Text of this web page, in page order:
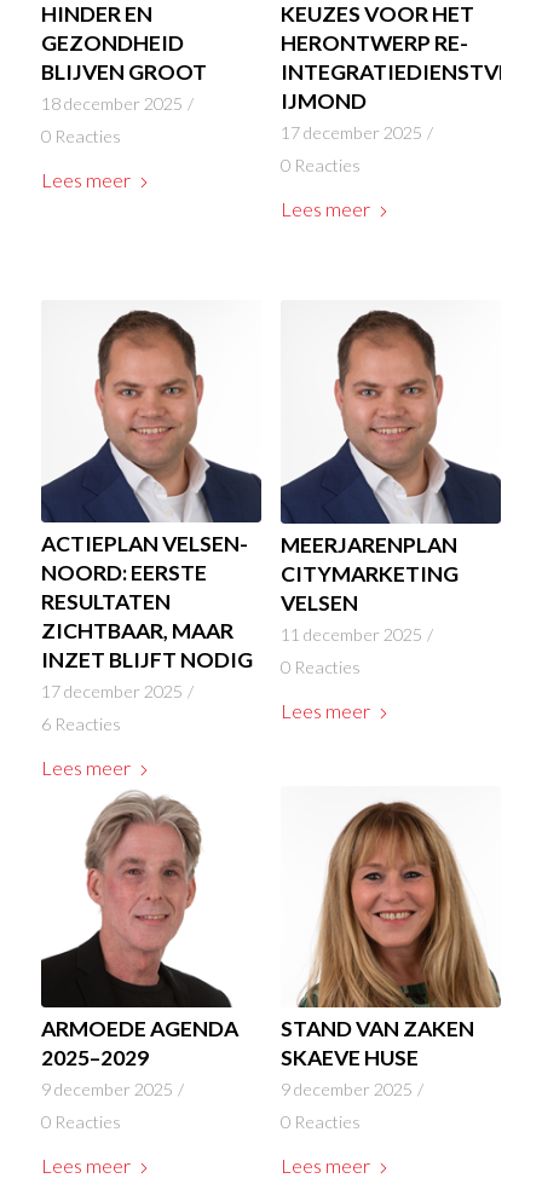
HINDER EN
GEZONDHEID
BLIJVEN GROOT
18 december 2025 /
0 Reacties
Lees meer
KEUZES VOOR HET
HERONTWERP RE-
IJMOND
17 december 2025 /
0 Reacties
Lees meer
ACTIEPLAN VELSEN-
NOORD: EERSTE
RESULTATEN
ZICHTBAAR, MAAR
INZET BLIJFT NODIG
17 december 2025 /
6 Reacties
Lees meer
MEERJARENPLAN
CITYMARKETING
VELSEN
11 december 2025 /
0 Reacties
Lees meer
ARMOEDE AGENDA
2025–2029
9 december 2025 /
0 Reacties
Lees meer
STAND VAN ZAKEN
SKAEVE HUSE
9 december 2025 /
0 Reacties
Lees meer